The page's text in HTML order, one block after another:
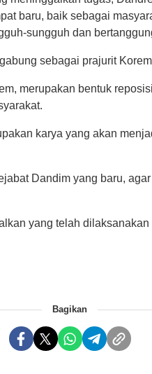
baru, baik sebagai
sungguh dan
sebagai prajurit
merupakan bentuk
karya yang akan
Dandim yang baru,
yang telah dilaksanakan
Bagikan